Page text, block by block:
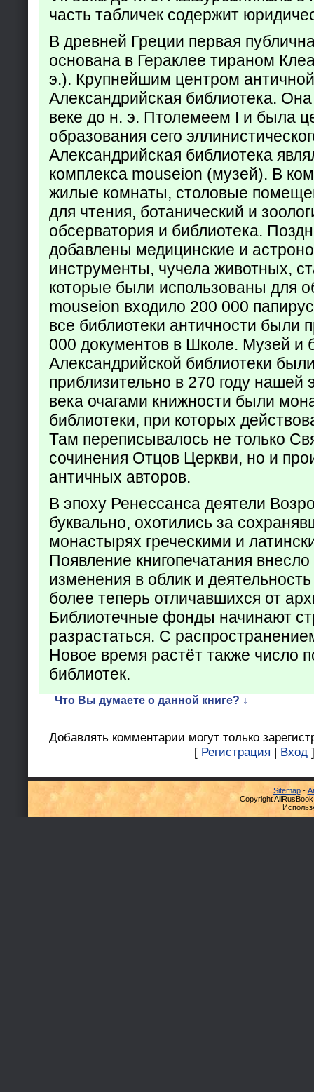
часть табличек содержит
В древней Греции первая
основана в Гераклее тираном
э.). Крупнейшим центром
Александрийская библиотека.
веке до н. э. Птолемеем I и была
образования сего
Александрийская библиотека
комплекса mouseion (музей). В
жилые комнаты, столовые
для чтения, ботанический и
обсерватория и библиотека.
добавлены медицинские и
инструменты, чучела животных,
которые были использованы для
mouseion входило 200 000
все библиотеки античности были
000 документов в Школе. Музей и
Александрийской библиотеки
приблизительно в 270 году
века очагами книжности были
библиотеки, при которых
Там переписывалось не только
сочинения Отцов Церкви, но и
античных авторов.
В эпоху Ренессанса деятели
буквально, охотились за
монастырях греческими и
Появление книгопечатания
изменения в облик и
более теперь отличавшихся от
Библиотечные фонды начинают
разрастаться. С
Новое время растёт также число
библиотек.
Что Вы думаете о данной книге? ↓
Добавлять комментарии могут только
[ Регистрация | Вход ]
Sitemap-
Copyright